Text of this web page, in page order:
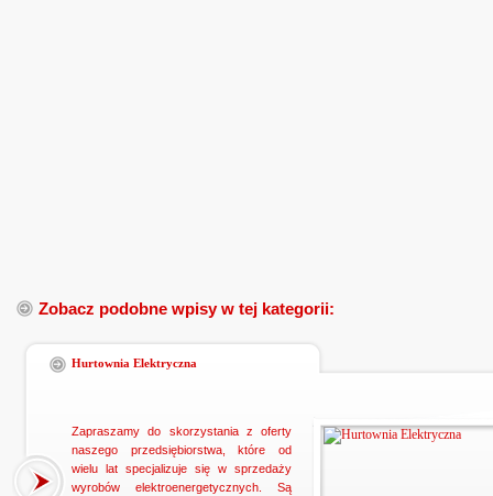
Zobacz podobne wpisy w tej kategorii:
Hurtownia Elektryczna
Zapraszamy do skorzystania z oferty
naszego przedsiębiorstwa, które od
wielu lat specjalizuje się w sprzedaży
wyrobów elektroenergetycznych. Są